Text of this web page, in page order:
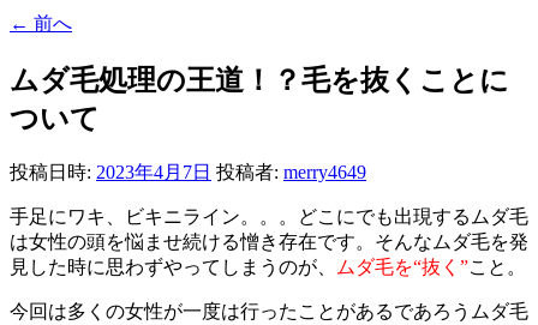
← 前へ
ムダ毛処理の王道！？毛を抜くことに
ついて
投稿日時: 2023年4月7日 投稿者: merry4649
手足にワキ、ビキニライン。。。どこにでも出現するムダ毛
は女性の頭を悩ませ続ける憎き存在です。そんなムダ毛を発
見した時に思わずやってしまうのが、 ムダ毛を“抜く”こと。
今回は多くの女性が一度は行ったことがあるであろうムダ毛